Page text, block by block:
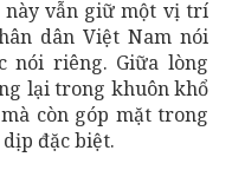
này vẫn giữ một vị trí
dân Việt Nam nói
nói riêng. Giữa lòng
lại trong khuôn khổ
còn góp mặt trong
đặc biệt.